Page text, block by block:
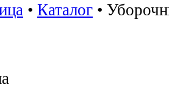
• Каталог •